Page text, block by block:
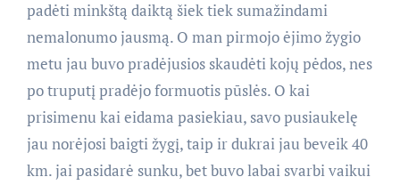
padėti minkštą daiktą šiek tiek sumažindami
nemalonumo jausmą. O man pirmojo ėjimo žygio
metu jau buvo pradėjusios skaudėti kojų pėdos, nes
po truputį pradėjo formuotis pūslės. O kai
prisimenu kai eidama pasiekiau, savo pusiaukelę
jau norėjosi baigti žygį, taip ir dukrai jau beveik 40
km. jai pasidarė sunku, bet buvo labai svarbi vaikui